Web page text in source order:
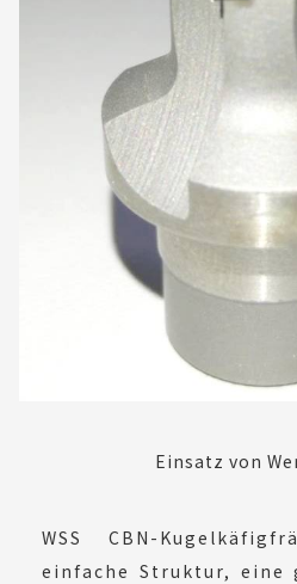
Einsatz von
WSS CBN-
einfache Struktur, eine